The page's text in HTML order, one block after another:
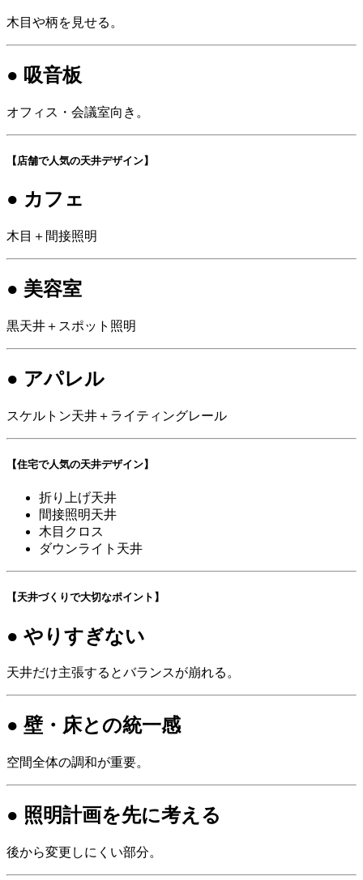
木目や柄を見せる。
● 吸音板
オフィス・会議室向き。
【店舗で人気の天井デザイン】
● カフェ
木目＋間接照明
● 美容室
黒天井＋スポット照明
● アパレル
スケルトン天井＋ライティングレール
【住宅で人気の天井デザイン】
折り上げ天井
間接照明天井
木目クロス
ダウンライト天井
【天井づくりで大切なポイント】
● やりすぎない
天井だけ主張するとバランスが崩れる。
● 壁・床との統一感
空間全体の調和が重要。
● 照明計画を先に考える
後から変更しにくい部分。